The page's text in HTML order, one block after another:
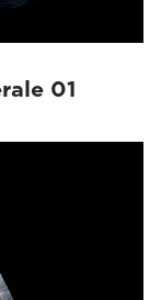
01